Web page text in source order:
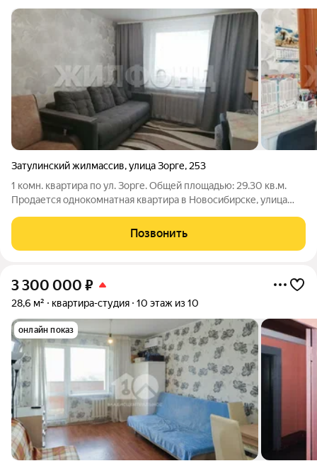
Затулинский жилмассив,улица Зорге, 253
1 комн. квартира по ул. Зорге. Общей площадью: 29.30 кв.м.
Продается однокомнатная квартира в Новосибирске, улица
взрослый собственник. Квартира расположена на пятом этаже
пятиэтажного типового
Позвонить
3 300 000 ₽
28,6 м² квартира-студия 10 этаж из 10
онлайн показ